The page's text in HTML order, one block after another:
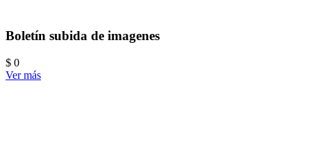
Boletín subida de imagenes
$ 0
Ver más